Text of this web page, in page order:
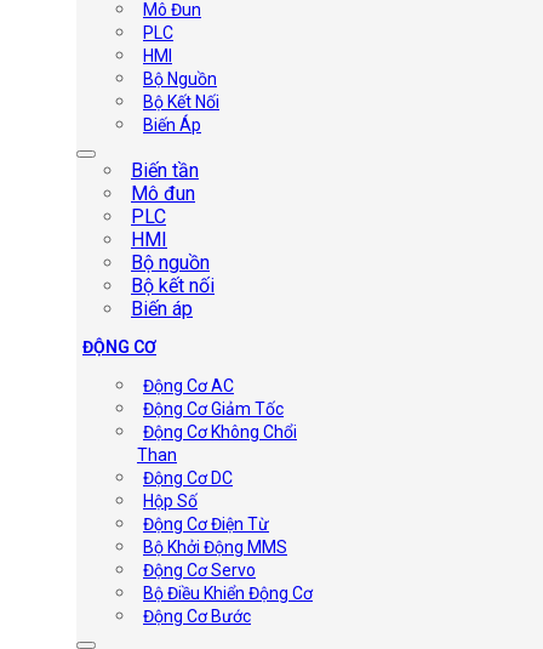
Mô Đun
PLC
HMI
Bộ Nguồn
Bộ Kết Nối
Biến Áp
Biến tần
Mô đun
PLC
HMI
Bộ nguồn
Bộ kết nối
Biến áp
ĐỘNG CƠ
Động Cơ AC
Động Cơ Giảm Tốc
Động Cơ Không Chổi
Than
Động Cơ DC
Hộp Số
Động Cơ Điện Từ
Bộ Khởi Động MMS
Động Cơ Servo
Bộ Điều Khiển Động Cơ
Động Cơ Bước